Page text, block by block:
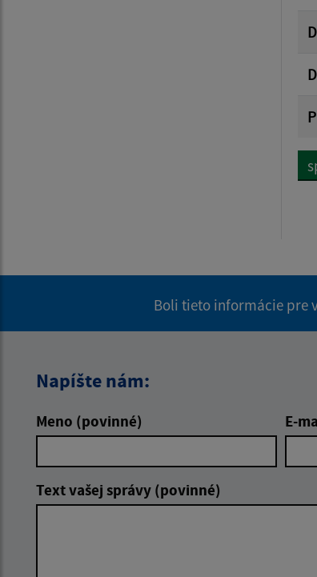
Boli tieto informácie pre
Napíšte nám:
Meno (povinné) E-
Text vašej správy (povinné)